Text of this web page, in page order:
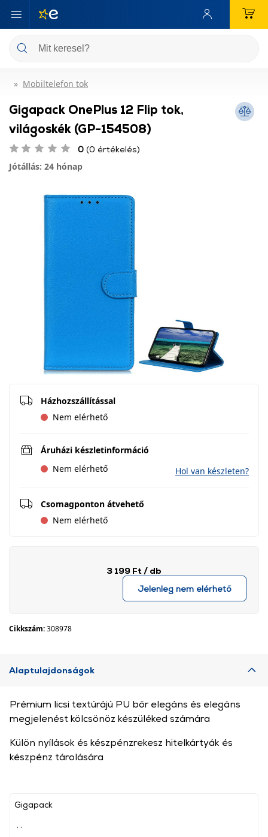
Mobiltelefon tok
Gigapack OnePlus 12 Flip tok,
világoskék (GP-154508)
0 (0 értékelés)
Jótállás: 24 hónap
Házhozszállítással
Nem elérhető
Áruházi készletinformáció
Nem elérhető
Hol van készleten?
Csomagponton átvehető
Nem elérhető
3 199 Ft / db
Jelenleg nem elérhető
Cikkszám:308978
Alaptulajdonságok
Gigapack
Prémium licsi textúrájú PU bőr elegáns és elegáns
megjelenést kölcsönöz készüléked számára
Külön nyílások és készpénzrekesz hitelkártyák és
készpénz tárolására